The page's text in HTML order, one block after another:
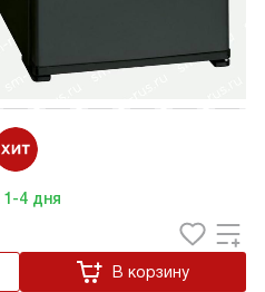
1-4 дня
В корзину